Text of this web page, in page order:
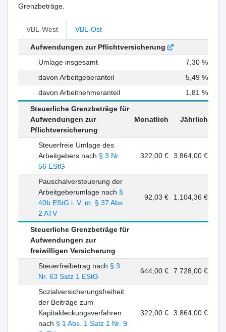
Grenzbeträge.
VBL-West VBL-Ost
Aufwendungen zur Pflichtversicherung
Umlage insgesamt
7,30 %
davon Arbeitgeberanteil
5,49 %
davon Arbeitnehmeranteil
1,81 %
Steuerliche Grenzbeträge für
Aufwendungen zur
Pflichtversicherung
Monatlich Jährlich
Steuerfreie Umlage des
Arbeitgebers nach § 3 Nr.
56 EStG
322,00 € 3.864,00 €
Pauschalversteuerung der
Arbeitgeberumlage nach §
40b EStG i. V. m. § 37 Abs.
2 ATV
92,03 € 1.104,36 €
Steuerliche Grenzbeträge für
Aufwendungen zur
freiwilligen Versicherung
Steuerfreibetrag nach § 3
Nr. 63 Satz 1 EStG
644,00 € 7.728,00 €
Sozialversicherungsfreiheit
der Beiträge zum
Kapitaldeckungsverfahren
nach § 1 Abs. 1 Satz 1 Nr. 9
322,00 € 3.864,00 €